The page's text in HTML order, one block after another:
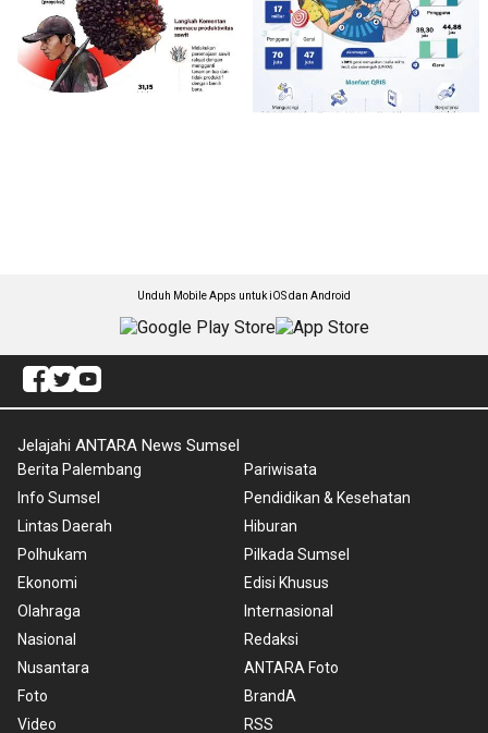
Unduh Mobile Apps untuk iOS dan Android
Jelajahi ANTARA News Sumsel
Berita Palembang
Info Sumsel
Lintas Daerah
Polhukam
Ekonomi
Olahraga
Nasional
Nusantara
Foto
Video
Pariwisata
Pendidikan & Kesehatan
Hiburan
Pilkada Sumsel
Edisi Khusus
Internasional
Redaksi
ANTARA Foto
BrandA
RSS